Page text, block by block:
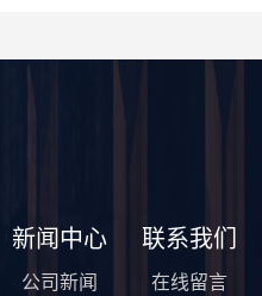
新闻中心
公司新闻
联系我们
在线留言